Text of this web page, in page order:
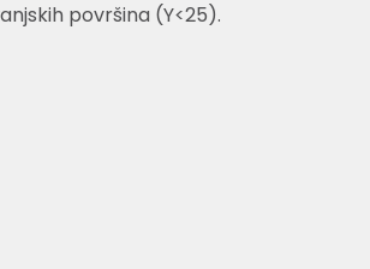
površina (Y<25).